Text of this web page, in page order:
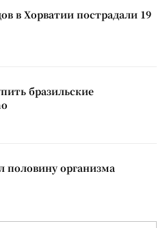
в Хорватии пострадали 19
бразильские
половину организма